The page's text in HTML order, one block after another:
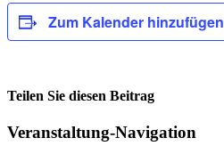
Zum Kalender hinzufügen
Teilen Sie diesen Beitrag
Facebook
Veranstaltung-Navigation